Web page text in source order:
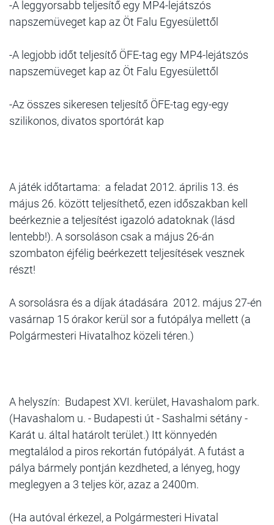
-A leggyorsabb teljesítő egy MP4-lejátszós
napszemüveget kap az Öt Falu Egyesülettől
-A legjobb időt teljesítő ÖFE-tag egy MP4-lejátszós
napszemüveget kap az Öt Falu Egyesülettől
-Az összes sikeresen teljesítő ÖFE-tag egy-egy
szilikonos, divatos sportórát kap
A játék időtartama: a feladat 2012. április 13. és
május 26. között teljesíthető, ezen időszakban kell
beérkeznie a teljesítést igazoló adatoknak (lásd
lentebb!). A sorsoláson csak a május 26-án
szombaton éjfélig beérkezett teljesítések vesznek
részt!
A sorsolásra és a díjak átadására 2012. május 27-én
vasárnap 15 órakor kerül sor a futópálya mellett (a
Polgármesteri Hivatalhoz közeli téren.)
A helyszín: Budapest XVI. kerület, Havashalom park.
(Havashalom u. - Budapesti út - Sashalmi sétány -
Karát u. által határolt terület.) Itt könnyedén
megtalálod a piros rekortán futópályát. A futást a
pálya bármely pontján kezdheted, a lényeg, hogy
meglegyen a 3 teljes kör, azaz a 2400m.
(Ha autóval érkezel, a Polgármesteri Hivatal